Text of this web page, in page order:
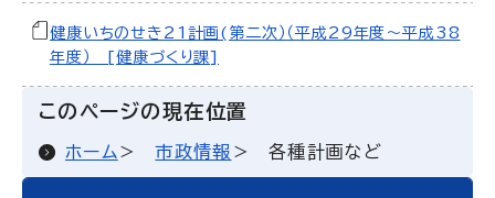
健康いちのせき21計画(第二次）（平成29年度～平成38
年度） [健康づくり課]
このページの現在位置
ホーム 市政情報 各種計画など